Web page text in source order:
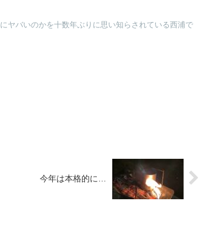
にヤバいのかを十数年ぶりに思い知らされている西浦で
今年は本格的に…